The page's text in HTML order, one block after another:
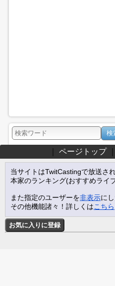
ページトップ｜
当サイトはTwitCastingで放送さ
本家のランキング(おすすめライ
また指定のユーザーを非表示に
その他機能諸々！詳しくはこちら